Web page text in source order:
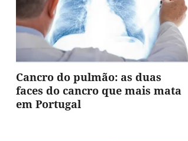
Cancro do pulmão: as duas
faces do cancro que mais mata
em Portugal